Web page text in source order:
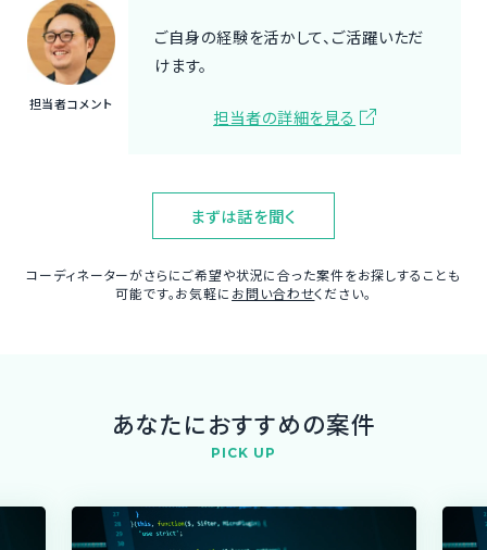
担当者コメント
ご自身の経験を活かして、ご活躍いただ
けます。
担当者の詳細を見る
まずは話を聞く
コーディネーターがさらにご希望や状況に合った案件をお探しすることも
可能です。お気軽に お問い合わせください。
あなたにおすすめの案件
PICK UP